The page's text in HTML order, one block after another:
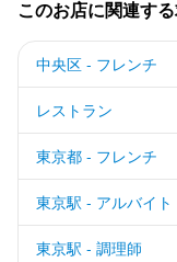
このお店に関連す
中央区 - フレンチ
レストラン
東京都 - フレンチ
東京駅 - アルバイト
東京駅 - 調理師